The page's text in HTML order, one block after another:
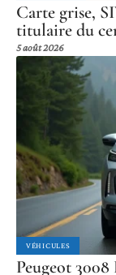
Carte grise,
titulaire du
5 août 2026
VÉHICULES
Peugeot